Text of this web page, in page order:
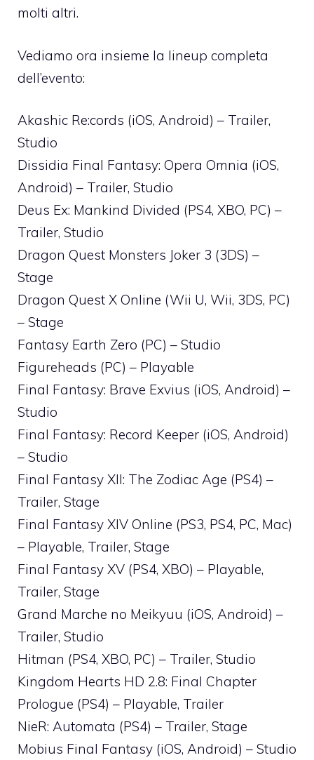
molti altri.
Vediamo ora insieme la lineup completa
dell’evento:
Akashic Re:cords (iOS, Android) – Trailer,
Studio
Dissidia Final Fantasy: Opera Omnia (iOS,
Android) – Trailer, Studio
Deus Ex: Mankind Divided (PS4, XBO, PC) –
Trailer, Studio
Dragon Quest Monsters Joker 3 (3DS) –
Stage
Dragon Quest X Online (Wii U, Wii, 3DS, PC)
– Stage
Fantasy Earth Zero (PC) – Studio
Figureheads (PC) – Playable
Final Fantasy: Brave Exvius (iOS, Android) –
Studio
Final Fantasy: Record Keeper (iOS, Android)
– Studio
Final Fantasy XII: The Zodiac Age (PS4) –
Trailer, Stage
Final Fantasy XIV Online (PS3, PS4, PC, Mac)
– Playable, Trailer, Stage
Final Fantasy XV (PS4, XBO) – Playable,
Trailer, Stage
Grand Marche no Meikyuu (iOS, Android) –
Trailer, Studio
Hitman (PS4, XBO, PC) – Trailer, Studio
Kingdom Hearts HD 2.8: Final Chapter
Prologue (PS4) – Playable, Trailer
NieR: Automata (PS4) – Trailer, Stage
Mobius Final Fantasy (iOS, Android) – Studio